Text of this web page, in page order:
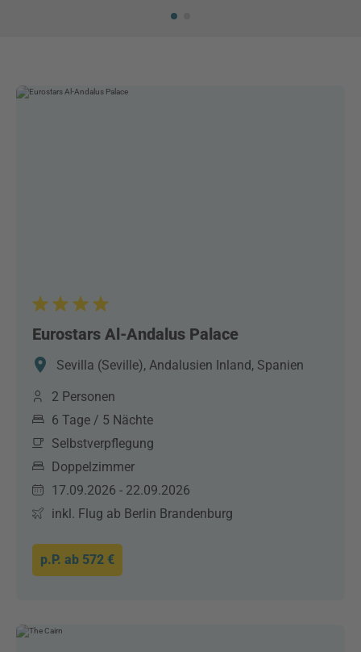
Eurostars Al-Andalus Palace
Sevilla (Seville), Andalusien Inland, Spanien
2 Personen
6 Tage / 5 Nächte
Selbstverpflegung
Doppelzimmer
17.09.2026 - 22.09.2026
inkl. Flug ab Berlin Brandenburg
p.P. ab 572 €